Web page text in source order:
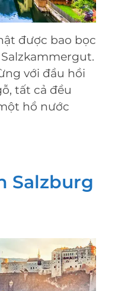
được bao bọc
với đầu hồi
tất cả đều
hồ nước
Salzburg